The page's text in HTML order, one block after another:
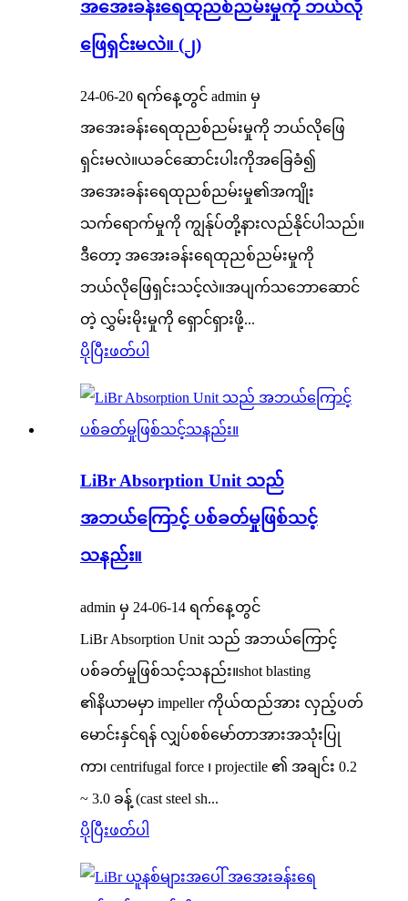
အအေးခန်းရေထုညစ်ညမ်းမှုကို ဘယ်လို
ဖြေရှင်းမလဲ။ (၂)
24-06-20 ရက်နေ့တွင် admin မှ
အအေးခန်းရေထုညစ်ညမ်းမှုကို ဘယ်လိုဖြေ
ရှင်းမလဲ။ယခင်ဆောင်းပါးကိုအခြေခံ၍
အအေးခန်းရေထုညစ်ညမ်းမှု၏အကျိုး
သက်ရောက်မှုကို ကျွန်ုပ်တို့နားလည်နိုင်ပါသည်။
ဒီတော့ အအေးခန်းရေထုညစ်ညမ်းမှုကို
ဘယ်လိုဖြေရှင်းသင့်လဲ။အပျက်သဘောဆောင်
တဲ့ လွှမ်းမိုးမှုကို ရှောင်ရှားဖို့...
ပိုပြီးဖတ်ပါ
LiBr Absorption Unit သည်
အဘယ်ကြောင့် ပစ်ခတ်မှုဖြစ်သင့်
သနည်း။
admin မှ 24-06-14 ရက်နေ့တွင်
LiBr Absorption Unit သည် အဘယ်ကြောင့်
ပစ်ခတ်မှုဖြစ်သင့်သနည်း။shot blasting
၏နိယာမမှာ impeller ကိုယ်ထည်အား လှည့်ပတ်
မောင်းနှင်ရန် လျှပ်စစ်မော်တာအားအသုံးပြု
ကာ၊ centrifugal force ၊ projectile ၏ အချင်း 0.2
~ 3.0 ခန့် (cast steel sh...
ပိုပြီးဖတ်ပါ